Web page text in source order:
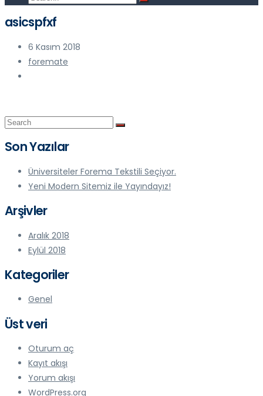
asicspfxf
6 Kasım 2018
foremate
Son Yazılar
Üniversiteler Forema Tekstili Seçiyor.
Yeni Modern Sitemiz ile Yayındayız!
Arşivler
Aralık 2018
Eylül 2018
Kategoriler
Genel
Üst veri
Oturum aç
Kayıt akışı
Yorum akışı
WordPress.org